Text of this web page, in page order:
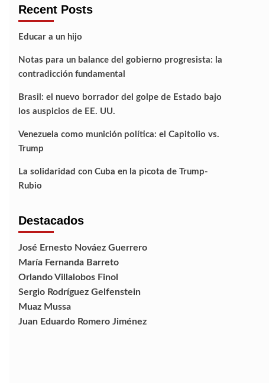
Recent Posts
Educar a un hijo
Notas para un balance del gobierno progresista: la
contradicción fundamental
Brasil: el nuevo borrador del golpe de Estado bajo
los auspicios de EE. UU.
Venezuela como munición política: el Capitolio vs.
Trump
La solidaridad con Cuba en la picota de Trump-
Rubio
Destacados
José Ernesto Nováez Guerrero
María Fernanda Barreto
Orlando Villalobos Finol
Sergio Rodríguez Gelfenstein
Muaz Mussa
Juan Eduardo Romero Jiménez